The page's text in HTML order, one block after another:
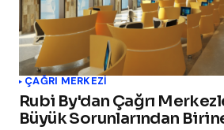
ÇAĞRI MERKEZI
Rubi By'dan Çağrı
Büyük Sorunlarından